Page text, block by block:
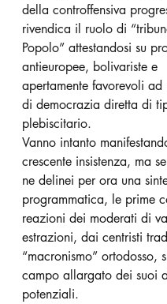
della controffensiva
rivendica il ruolo di
Popolo” attestandosi su
antieuropee, bolivariste e
apertamente favorevoli ad
di democrazia diretta di
plebiscitario.
Vanno intanto
crescente insistenza, ma
ne delinei per ora una
programmatica, le prime
reazioni dei moderati di
estrazioni, dai centristi
“macronismo” ortodosso,
campo allargato dei suoi
potenziali.